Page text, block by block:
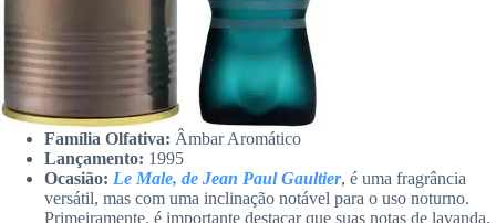
Família Olfativa: Âmbar Aromático
Lançamento: 1995
Ocasião: Le Male, de Jean Paul Gaultier, é uma fragrância
versátil, mas com uma inclinação notável para o uso noturno.
Primeiramente, é importante destacar que suas notas de lavanda,